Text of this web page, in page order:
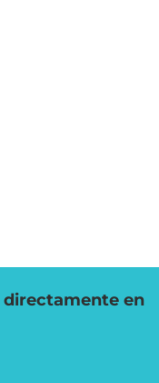
directamente en